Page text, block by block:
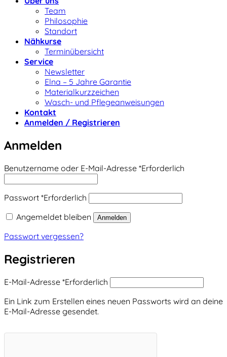
Team
Philosophie
Standort
Nähkurse
Terminübersicht
Service
Newsletter
Elna – 5 Jahre Garantie
Materialkurzzeichen
Wasch- und Pflegeanweisungen
Kontakt
Anmelden / Registrieren
Anmelden
Benutzername oder E-Mail-Adresse *Erforderlich
Passwort *Erforderlich
Angemeldet bleiben
Anmelden
Passwort vergessen?
Registrieren
E-Mail-Adresse *Erforderlich
Ein Link zum Erstellen eines neuen Passworts wird an deine
E-Mail-Adresse gesendet.